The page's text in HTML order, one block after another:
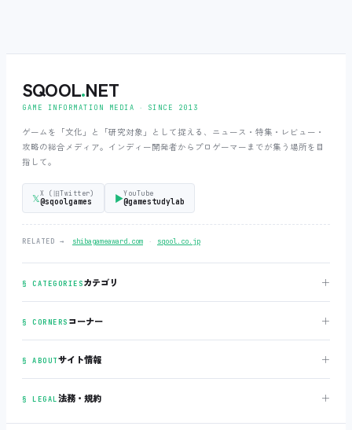
SQOOL.NET
GAME INFORMATION MEDIA ‧ SINCE 2013
ゲームを「文化」と「研究対象」として捉える、ニュース・特集・レビュー・
攻略の総合メディア。インディー開発者からプロゲーマーまでが集う場所を目
指して。
𝕏X (旧Twitter)
@sqoolgames ▶YouTube
@gamestudylab
RELATED → shibagameaward.com ‧ sqool.co.jp
§ CATEGORIESカテゴリ ＋
§ CORNERS コーナー ＋
§ ABOUTサイト情報 ＋
§ LEGAL法務・規約 ＋